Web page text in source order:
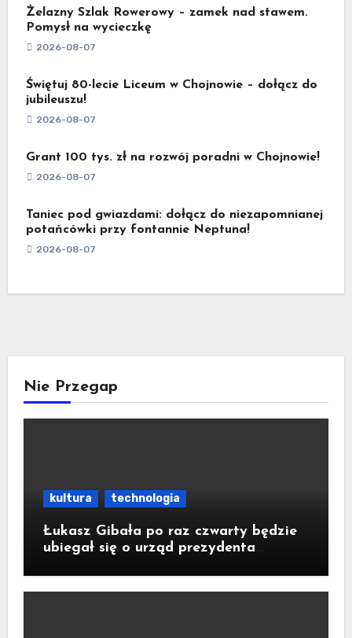
Żelazny Szlak Rowerowy – zamek nad stawem.
Pomysł na wycieczkę
2026-08-07
Świętuj 80-lecie Liceum w Chojnowie – dołącz do
jubileuszu!
2026-08-07
Grant 100 tys. zł na rozwój poradni w Chojnowie!
2026-08-07
Taniec pod gwiazdami: dołącz do niezapomnianej
potańcówki przy fontannie Neptuna!
2026-08-07
Nie Przegap
kultura technologia
Łukasz Gibała po raz czwarty będzie
ubiegał się o urząd prezydenta